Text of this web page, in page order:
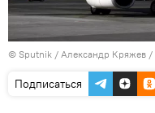
© Sputnik / Александр Кряжев /
Подписаться